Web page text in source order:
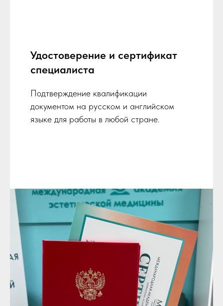
Удостоверение и сертификат
специалиста
Подтверждение квалификации
документом на русском и английском
языке для работы в любой стране.